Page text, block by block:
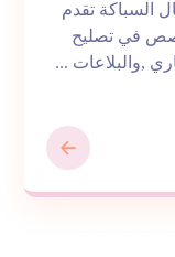
|0543172044| اعمال السباكة تقدم
في تصليح
,والبلاعات ...